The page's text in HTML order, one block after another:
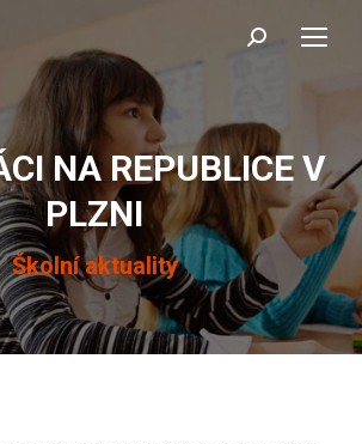
Search:
NA REPUBLICE V
PLZNI
Školní aktuality
You are here: